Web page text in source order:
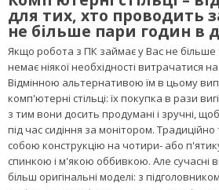
1 2 3
Оцініть, будь ласка, асортимент
сторінці.
Ваша оцінка:
38 користувачів вже оцінили.
Комп'ютерні стільці –
для тих, хто проводить
не більше пари годин в